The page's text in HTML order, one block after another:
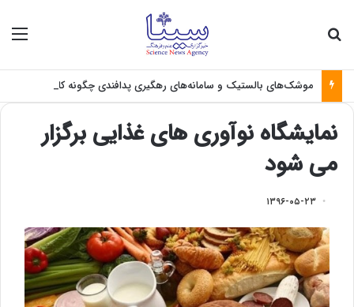
نمایشگاه نوآوری های غذایی برگزار
می شود
۱۳۹۶-۰۵-۲۳